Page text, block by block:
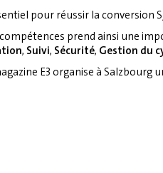
pour réussir la conversion
prend ainsi une
, Suivi, Sécurité, Gestion du
E3 organise à